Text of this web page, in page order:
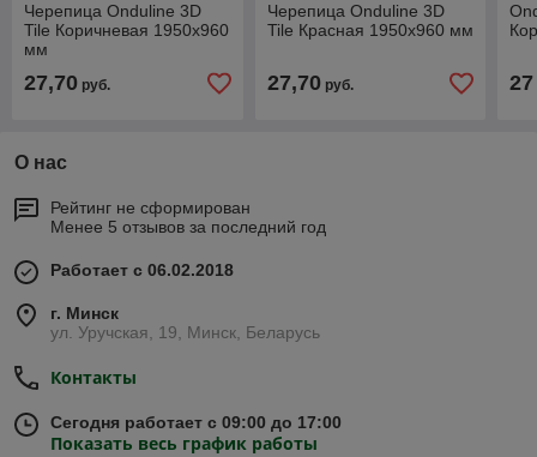
Черепица Onduline 3D
Tile Коричневая 1950х960
мм
27,70 руб.
Черепица Onduline 3D
Tile Красная 1950х960 мм
27,70руб. 27
О нас
Рейтинг не сформирован
Менее 5 отзывов за последний год
Работает с 06.02.2018
г. Минск
ул. Уручская, 19, Минск, Беларусь
Контакты
Сегодня работает с 09:00 до 17:00
Показать весь график работы